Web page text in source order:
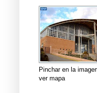
Pinchar en la
ver mapa